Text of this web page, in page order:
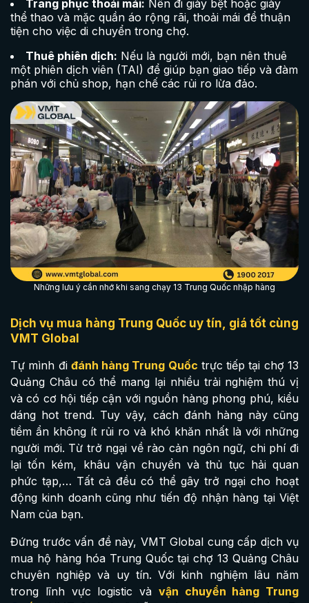
Trang phục thoải mái: Nên đi giày bệt hoặc giày
thể thao và mặc quần áo rộng rãi, thoải mái để thuận
tiện cho việc di chuyển trong chợ.
Thuê phiên dịch: Nếu là người mới, bạn nên thuê
một phiên dịch viên (TAI) để giúp bạn giao tiếp và đàm
phán với chủ shop, hạn chế các rủi ro lừa đảo.
Những lưu ý cần nhớ khi sang chạy 13 Trung Quốc nhập hàng
Dịch vụ mua hàng Trung Quốc uy tín, giá tốt cùng
VMT Global
Tự mình đi đánh hàng Trung Quốc trực tiếp tại chợ 13
Quảng Châu có thể mang lại nhiều trải nghiệm thú vị
và có cơ hội tiếp cận với nguồn hàng phong phú, kiểu
dáng hot trend. Tuy vậy, cách đánh hàng này cũng
tiềm ẩn không ít rủi ro và khó khăn nhất là với những
người mới. Từ trở ngại về rào cản ngôn ngữ, chi phí đi
lại tốn kém, khâu vận chuyển và thủ tục hải quan
phức tạp,… Tất cả đều có thể gây trở ngại cho hoạt
động kinh doanh cũng như tiến độ nhận hàng tại Việt
Nam của bạn.
Đứng trước vấn đề này, VMT Global cung cấp dịch vụ
mua hộ hàng hóa Trung Quốc tại chợ 13 Quảng Châu
chuyên nghiệp và uy tín. Với kinh nghiệm lâu năm
trong lĩnh vực logistic và vận chuyển hàng Trung